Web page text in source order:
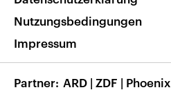
Musikliste
RSS
Barrierefreiheit
Nutzungsbedingungen
Impressum
Partner ARD | ZDF | Phoenix